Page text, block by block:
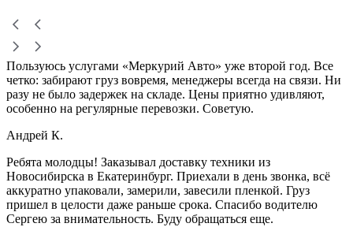
Пользуюсь услугами «Меркурий Авто» уже второй год. Все
четко: забирают груз вовремя, менеджеры всегда на связи. Ни
разу не было задержек на складе. Цены приятно удивляют,
особенно на регулярные перевозки. Советую.
Андрей К.
Ребята молодцы! Заказывал доставку техники из
Новосибирска в Екатеринбург. Приехали в день звонка, всё
аккуратно упаковали, замерили, завесили пленкой. Груз
пришел в целости даже раньше срока. Спасибо водителю
Сергею за внимательность. Буду обращаться еще.